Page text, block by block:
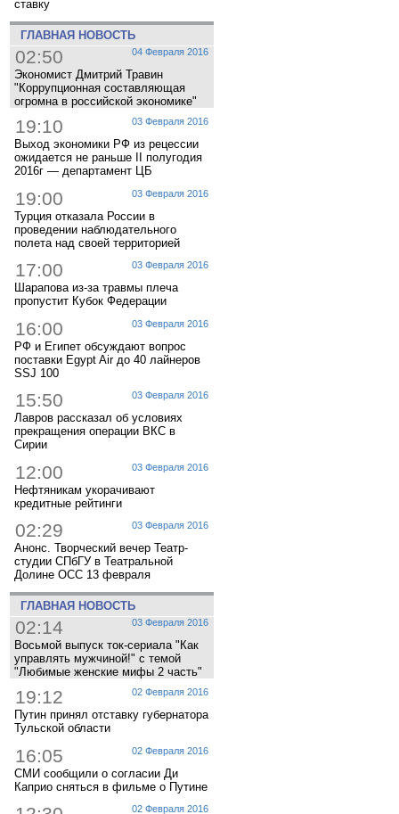
ставку
ГЛАВНАЯ НОВОСТЬ
04 Февраля 2016
02:50
Экономист Дмитрий Травин
"Коррупционная составляющая
огромна в российской экономике"
03 Февраля 2016
19:10
Выход экономики РФ из рецессии
ожидается не раньше II полугодия
2016г — департамент ЦБ
03 Февраля 2016
19:00
Турция отказала России в
проведении наблюдательного
полета над своей территорией
03 Февраля 2016
17:00
Шарапова из-за травмы плеча
пропустит Кубок Федерации
03 Февраля 2016
16:00
РФ и Египет обсуждают вопрос
поставки Egypt Air до 40 лайнеров
SSJ 100
03 Февраля 2016
15:50
Лавров рассказал об условиях
прекращения операции ВКС в
Сирии
03 Февраля 2016
12:00
Нефтяникам укорачивают
кредитные рейтинги
03 Февраля 2016
02:29
Анонс. Творческий вечер Театр-
студии СПбГУ в Театральной
Долине ОСС 13 февраля
ГЛАВНАЯ НОВОСТЬ
03 Февраля 2016
02:14
Восьмой выпуск ток-сериала "Как
управлять мужчиной!" с темой
"Любимые женские мифы 2 часть"
02 Февраля 2016
19:12
Путин принял отставку губернатора
Тульской области
02 Февраля 2016
16:05
СМИ сообщили о согласии Ди
Каприо сняться в фильме о Путине
02 Февраля 2016